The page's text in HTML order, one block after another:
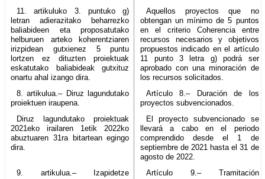
11. artikuluko 3. puntuko g)
letran adierazitako beharrezko
baliabideen eta proposatutako
helburuen arteko koherentziaren
irizpidean gutxienez 5 puntu
lortzen ez dituzten proiektuak
eskatutako baliabideak gutxituz
onartu ahal izango dira.
Aquellos proyectos que no
obtengan un mínimo de 5 puntos
en el criterio Coherencia entre
recursos necesarios y objetivos
propuestos indicado en el artículo
11 punto 3 letra g) podrá ser
aprobado con una minoración de
los recursos solicitados.
8. artikulua.– Diruz lagundutako
proiektuen iraupena.
Artículo 8.– Duración de los
proyectos subvencionados.
Diruz lagundutako proiektuak
2021eko irailaren 1etik 2022ko
abuztuaren 31ra bitartean egingo
dira.
El proyecto subvencionado se
llevará a cabo en el periodo
comprendido desde el 1 de
septiembre de 2021 hasta el 31 de
agosto de 2022.
9. artikulua.– Izapidetze
Artículo 9.– Tramitación